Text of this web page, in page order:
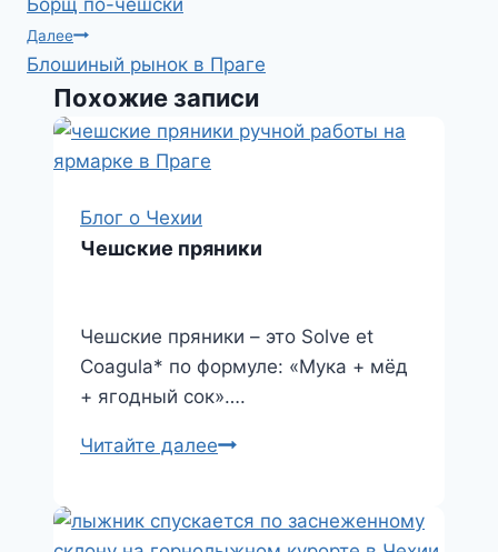
I
n
A
p
p
.
R
u
o
k
a
s
п
р
а
в
и
по
записям
Далее
Блошиный рынок в Праге
Похожие записи
Блог о Чехии
Чешские пряники
Чешские пряники – это Solve et
Coagula* по формуле: «Мука + мёд
+ ягодный сок»….
Читайте далееЧешские